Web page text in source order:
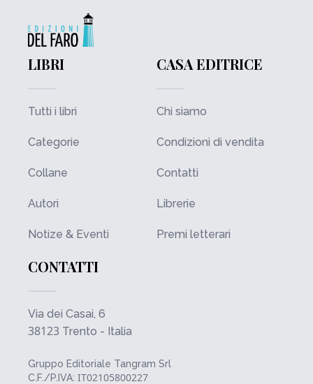
LIBRI
Tutti i libri
Categorie
Collane
Autori
Notize & Eventi
CASA EDITRICE
Chi siamo
Condizioni di vendita
Contatti
Librerie
Premi letterari
CONTATTI
Via dei Casai, 6
38123 Trento - Italia
Gruppo Editoriale Tangram Srl
C.F./P.IVA: IT02105800227